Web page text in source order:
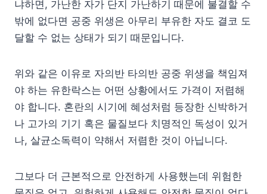
냐하면, 가난한 자가 단지 가난하기 때문에 불결할 수
밖에 없다면 공중 위생은 아무리 부유한 자도 결코 도
달할 수 없는 상태가 되기 때문입니다.
위와 같은 이유로 자의반 타의반 공중 위생을 책임져
야 하는 유한락스는 어떤 상황에서도 가격이 저렴해
야 합니다. 혼란의 시기에 혜성처럼 등장한 신박하거
나 고가의 기기 혹은 물질보다 치명적인 독성이 있거
나, 살균소독력이 약해서 저렴한 것이 아닙니다.
그보다 더 근본적으로 안전하게 사용했는데 위험한